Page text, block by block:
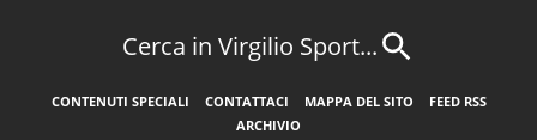
Cerca in Virgilio Sport...
CONTENUTI SPECIALI CONTATTACI MAPPA DEL SITO
FEED RSS
ARCHIVIO